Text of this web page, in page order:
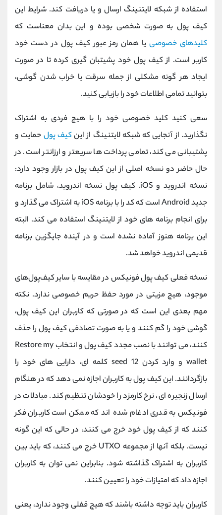
استفاده از شبکه لایتنینگ ارسال و یا دریافت کند. شرایط این
کیف پول به صورت شخصی بوده و این بدان معناست که
کلیدهای خصوصییا همان رمز عبور کیف پول در دست خود
کاربر است. از کیف پول خود پشیتبان گیری کرده تا در صورت
ایجاد هر گونه مشکلی از جمله سرقت یا خراب شدن گوشی،
بتوانید تمامی اطلاعات خود را بازیابی کنید.
سعی کنید کلید خصوصی خود را با هیچ فردی به اشتراک
نگذارید. از آنجایی که شبکه لایتنینگ از اینکیف پول حمایت و
پشتیبانی می کند، تمامی پرداخت ها سریعتر و ارزانتر است. در
حال حاضر دو نسخه اصلی از این کیف پول در بازار وجود دارد:
نسخه اندروید و iOS. کیف پول نسخه اندروید، شامل برنامه
جدید Android است که کد را با برنامه iOS به اشتراک می گذارد و
برای انجام برنامه های خود از لایتنینگ استفاده می کند. البته
این برنامه هنوز آماده نشده است و در آینده جایگزین برنامه
قدیمی اندروید خواهد شد.
نسخه فعلی کیف پول فونیکس در مقایسه با سایر کیف‌پول‌های
موجود، هیچ مزیتی در مورد حفظ حریم خصوصی ندارد. نکته
مهم بعدی این است که در صورتی که کاربران این کیف پول،
گوشی خود را گم کنند و یا به صورت تصادفی کیف پول را حذف
کنند، می توانند با نصب مجدد کیف پول و انتخاب Restore my
wallet و وارد کردن seed 12 کلمه ای، دارایی های خود را
بازگردانند. این کیف پول به کاربران اجازه نمی دهد که در هنگام
ارسال زنجیره ای، نرخ کارمزد را خودشان تنظیم کند. مبادلات در
فونیکس به قدری ادغام شده اند که ممکن است کاربران فکر
کنند که از کیف پول خود خرج می کنند، در حالی که این گونه
نیست. بلکه آنها از مجموعه UTXO خرج می کنند، که باید بین
کاربران به اشتراک گذاشته شود. بنابراین نمی توان به کاربران
اجازه داد که امتیازات خود را تعیین کنند.
کاربران باید توجه داشته باشند که هیچ قفلی وجود ندارد، یعنی